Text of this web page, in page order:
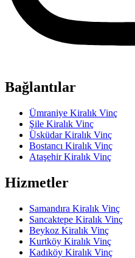
Bağlantılar
Ümraniye Kiralık Vinç
Şile Kiralık Vinç
Üsküdar Kiralık Vinç
Bostancı Kiralık Vinç
Ataşehir Kiralık Vinç
Hizmetler
Samandıra Kiralık Vinç
Sancaktepe Kiralık Vinç
Beykoz Kiralık Vinç
Kurtköy Kiralık Vinç
Kadıköy Kiralık Vinç